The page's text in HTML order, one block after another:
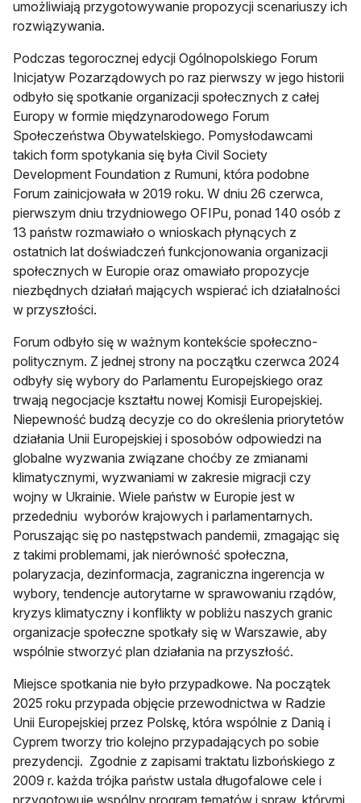
umożliwiają przygotowywanie propozycji scenariuszy ich
rozwiązywania.
Podczas tegorocznej edycji Ogólnopolskiego Forum
Inicjatyw Pozarządowych po raz pierwszy w jego historii
odbyło się spotkanie organizacji społecznych z całej
Europy w formie międzynarodowego Forum
Społeczeństwa Obywatelskiego. Pomysłodawcami
takich form spotykania się była Civil Society
Development Foundation z Rumuni, która podobne
Forum zainicjowała w 2019 roku. W dniu 26 czerwca,
pierwszym dniu trzydniowego OFIPu, ponad 140 osób z
13 państw rozmawiało o wnioskach płynących z
ostatnich lat doświadczeń funkcjonowania organizacji
społecznych w Europie oraz omawiało propozycje
niezbędnych działań mających wspierać ich działalności
w przyszłości.
Forum odbyło się w ważnym kontekście społeczno-
politycznym. Z jednej strony na początku czerwca 2024
odbyły się wybory do Parlamentu Europejskiego oraz
trwają negocjacje kształtu nowej Komisji Europejskiej.
Niepewność budzą decyzje co do określenia priorytetów
działania Unii Europejskiej i sposobów odpowiedzi na
globalne wyzwania związane choćby ze zmianami
klimatycznymi, wyzwaniami w zakresie migracji czy
wojny w Ukrainie. Wiele państw w Europie jest w
przededniu wyborów krajowych i parlamentarnych.
Poruszając się po następstwach pandemii, zmagając się
z takimi problemami, jak nierówność społeczna,
polaryzacja, dezinformacja, zagraniczna ingerencja w
wybory, tendencje autorytarne w sprawowaniu rządów,
kryzys klimatyczny i konflikty w pobliżu naszych granic
organizacje społeczne spotkały się w Warszawie, aby
wspólnie stworzyć plan działania na przyszłość.
Miejsce spotkania nie było przypadkowe. Na początek
2025 roku przypada objęcie przewodnictwa w Radzie
Unii Europejskiej przez Polskę, która wspólnie z Danią i
Cyprem tworzy trio kolejno przypadających po sobie
prezydencji. Zgodnie z zapisami traktatu lizbońskiego z
2009 r. każda trójka państw ustala długofalowe cele i
przygotowuje wspólny program tematów i spraw, którymi